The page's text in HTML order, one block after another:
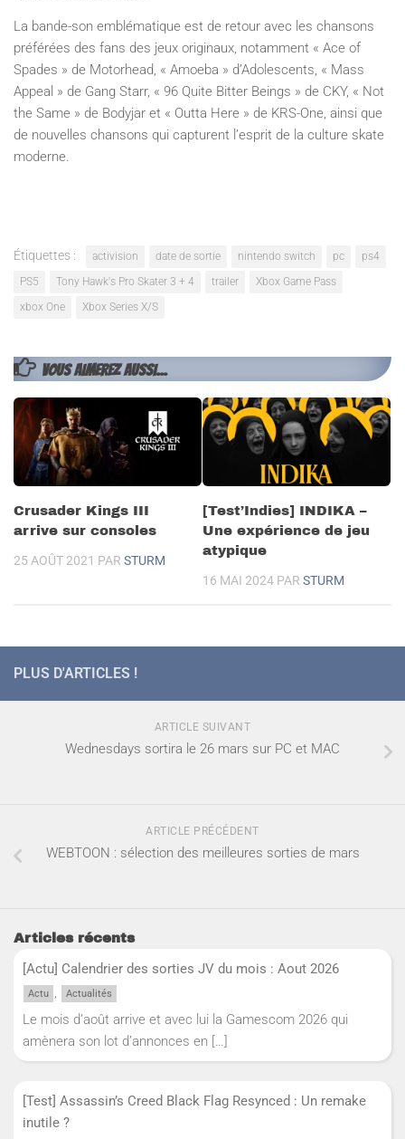
La bande-son emblématique est de retour avec les chansons
préférées des fans des jeux originaux, notamment « Ace of
Spades » de Motorhead, « Amoeba » d’Adolescents, « Mass
Appeal » de Gang Starr, « 96 Quite Bitter Beings » de CKY, « Not
the Same » de Bodyjar et « Outta Here » de KRS-One, ainsi que
de nouvelles chansons qui capturent l’esprit de la culture skate
moderne.
Étiquettes : activision date de sortie nintendo switch pc
ps4
PS5
Tony Hawk's Pro Skater 3 + 4 trailer
Xbox Game Pass
xbox One
Xbox Series X/S
VOUS AIMEREZ AUSSI...
Crusader Kings III
arrive sur consoles
25 AOÛT 2021 PAR STURM
[Test’Indies] INDIKA –
Une expérience de jeu
atypique
16 MAI 2024 PAR STURM
PLUS D'ARTICLES !
ARTICLE SUIVANT
Wednesdays sortira le 26 mars sur PC et MAC
ARTICLE PRÉCÉDENT
WEBTOON : sélection des meilleures sorties de mars
Articles récents
[Actu] Calendrier des sorties JV du mois : Aout 2026
Actu , Actualités
Le mois d’août arrive et avec lui la Gamescom 2026 qui
amènera son lot d’annonces en […]
[Test] Assassin’s Creed Black Flag Resynced : Un remake
inutile ?